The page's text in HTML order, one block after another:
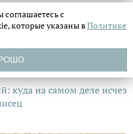
куда на самом деле исчез
с
которые указаны вПолитике